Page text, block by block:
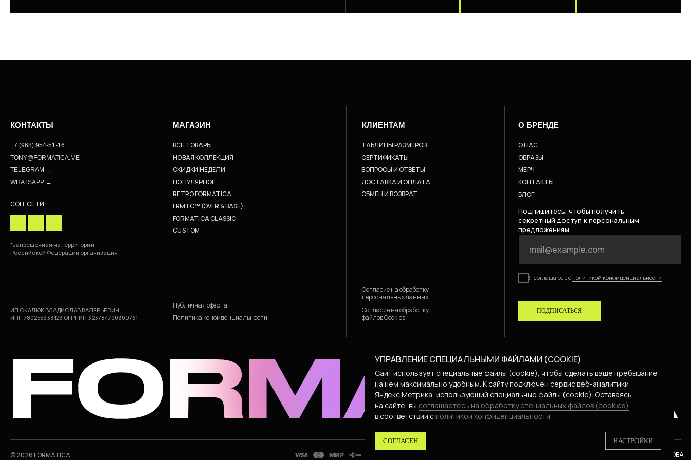
УПРАВЛЕНИЕ СПЕЦИАЛЬНЫМИ ФАЙЛАМИ (COOKIE)
Сайт использует специальные файлы (cookie), чтобы сделать ваше пребывание
на нем максимально удобным. К cайту подключен сервис веб-аналитики
Яндекс.Метрика, использующий специальные файлы (cookie). Оставаясь
на сайте, вы соглашаетесь на обработку специальных файлов (cookies)
в соответствии с политикой конфиденциальности.
СОГЛАСЕН НАСТРОЙКИ
Я соглашаюсь с политикой конфиденциальности
ПОДПИСАТЬСЯ
СКИДКИ НЕДЕЛИ
ПОПУЛЯРНОЕ
CUSTOM
FORMATICA CLASSIC
FRMTC™ (OVER & BASE)
RETRO FORMATICA
ВСЕ ТОВАРЫ
НОВАЯ КОЛЛЕКЦИЯ
TONY@FORMATICA.ME
+7 (968) 954-51-16
WHATSAPP →
TELEGRAM →
КОНТАКТЫ
ОБРАЗЫ
О НАС
КОНТАКТЫ
МЕРЧ
БЛОГ
МАГАЗИН КЛИЕНТАМ
СЕРТИФИКАТЫ
ТАБЛИЦЫ РАЗМЕРОВ
ОБМЕН И ВОЗВРАТ
СОЦ. СЕТИ
ИП СКАЛЮК ВЛАДИСЛАВ ВАЛЕРЬЕВИЧ
ИНН 780255933123 ОГРНИП 323784700300761
Подпишитесь, чтобы получить
секретный доступ к персональным
предложениям
*запрещенная на территории
Российской Федерации организация
ДОСТАВКА И ОПЛАТА
Публичная оферта
Политика конфиденциальности
Согласие на обработку
файлов Cookies
Согласие на обработку
персональных данных
ВОПРОСЫ И ОТВЕТЫ
О БРЕНДЕ
© 2026 FORMATICA АННА ЖАРИКОВА